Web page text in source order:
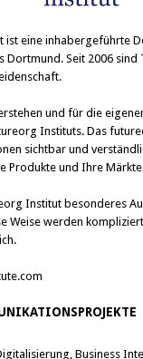
ist eine inhabergeführte
Seit 2006 sind
und für die
Instituts. Das
sichtbar und
Produkte und Ihre
Institut besonderes
Weise werden
Business